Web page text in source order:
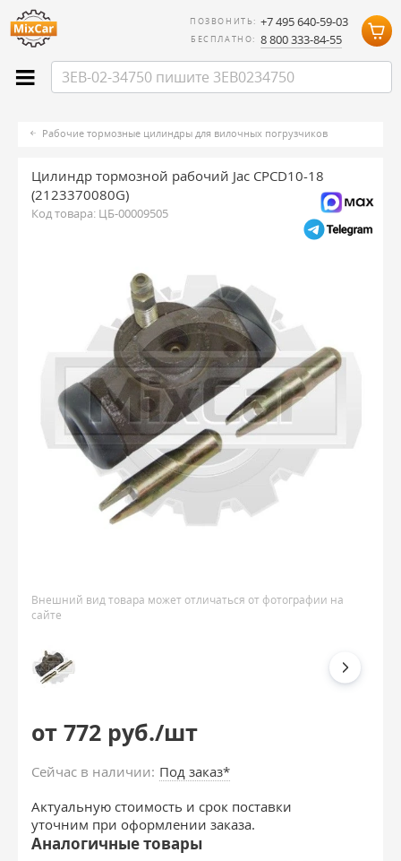
ПОЗВОНИТЬ: +7 495 640-59-03
БЕСПЛАТНО: 8 800 333-84-55
Рабочие тормозные цилиндры для вилочных погрузчиков
Цилиндр тормозной рабочий Jac CPCD10-18
(2123370080G)
Код товара: ЦБ-00009505
Внешний вид товара может отличаться от фотографии на
сайте
от 772 руб./шт
Сейчас в наличии: Под заказ*
Актуальную стоимость и срок поставки
уточним при оформлении заказа.
Аналогичные товары